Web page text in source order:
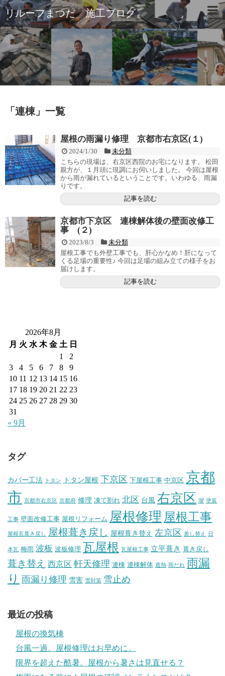
リルーフまつだ 施工ブログ
「 連棟 」 一覧
屋根の雨漏り修理 京都市右京区(１)
2024/1/30
未分類
こちらの現場は、右京区西院のお宅になります。 松田
親方が、１月頭に現調にお伺いしました。 今回は屋根
から雨が漏れているということです。いわゆる、雨漏
りです。
記事を読む
京都市下京区 連棟解体後の壁面改修工
事 (２)
2023/8/3
未分類
屋根工事でも外壁工事でも、肝心かなめ！肝になって
くる足場の重要性♪ 今回は足場の組み立ての様子をお
届けします。
記事を読む
2026年8月
月 火 水 木 金 土 日
1
2
3
4 5 6 7 8
9
10 11 12 13 14 15 16
17 18 19 20 21 22 23
24 25 26 27 28 29 30
31
« 9月
タグ
カバー工法 トタン トタン屋根 下京区 下屋根工事 中京区 京都
市 京都市右京区 京都府 修理 凍て割れ 北区 台風 右京区 塀 塗装
工事 壁面改修工事 屋根リフォーム 屋根修理 屋根工事
屋根瓦葺き戻し 屋根葺き戻し 屋根葺き替え 左京区 差し替え 日
本瓦 梅雨 波板 波板修理 瓦屋根 瓦屋根工事 立平葺き 葺き戻し
葺き替え 西京区 軒天修理 連棟 連棟解体 遮熱 雨だれ 雨漏
り 雨漏り修理 雪害 雪対策 雪止め
最近の投稿
屋根の換気棟
台風一過。屋根修理はお早めに。
限界を超えた酷暑。屋根から暑さは見直せる？